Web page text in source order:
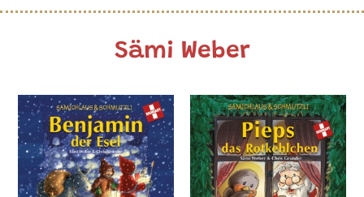
Sämi Weber